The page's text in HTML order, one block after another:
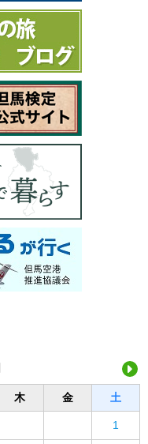
木 金 土
1